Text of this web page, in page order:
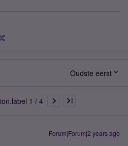
Oudste eerst
1 / 4
Forum|Forum|2 years ago